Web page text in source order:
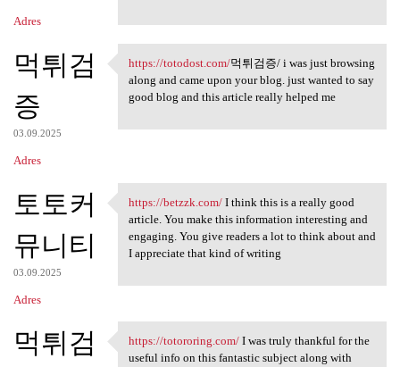
Adres
먹튀검
증
03.09.2025
Adres
https://totodost.com/먹튀검증/ i
https://totodost.com/먹튀검증/ i was just browsing
along and came upon your blog. just wanted to say
good blog and this article really helped me
토토커
뮤니티
03.09.2025
Adres
https://betzzk.com/ I think
https://betzzk.com/I think this is a really good
article. You make this information interesting and
engaging. You give readers a lot to think about and
I appreciate that kind of writing
먹튀검
https://totororing.com/ I was
https://totororing.com/I was truly thankful for the
useful info on this fantastic subject along with